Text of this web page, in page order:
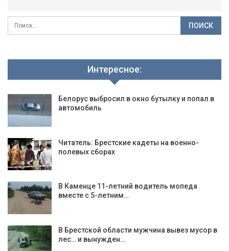
Интересное:
Белорус выбросил в окно бутылку и попал в
автомобиль
Читатель: Брестские кадеты на военно-
полевых сборах
В Каменце 11-летний водитель мопеда
вместе с 5-летним…
В Брестской области мужчина вывез мусор в
лес… и вынужден…